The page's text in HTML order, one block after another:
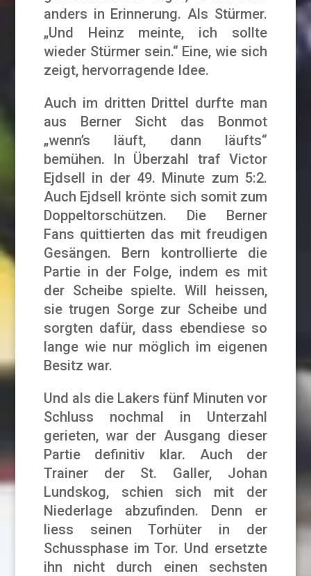
anders in Erinnerung. Als Stürmer.
„Und Heinz meinte, ich sollte
wieder Stürmer sein.“ Eine, wie sich
zeigt, hervorragende Idee.
Auch im dritten Drittel durfte man
aus Berner Sicht das Bonmot
„wenn’s läuft, dann läufts“
bemühen. In Überzahl traf Victor
Ejdsell in der 49. Minute zum 5:2.
Auch Ejdsell krönte sich somit zum
Doppeltorschützen. Die Berner
Fans quittierten das mit freudigen
Gesängen. Bern kontrollierte die
Partie in der Folge, indem es mit
der Scheibe spielte. Will heissen,
sie trugen Sorge zur Scheibe und
sorgten dafür, dass ebendiese so
lange wie nur möglich im eigenen
Besitz war.
Und als die Lakers fünf Minuten vor
Schluss nochmal in Unterzahl
gerieten, war der Ausgang dieser
Partie definitiv klar. Auch der
Trainer der St. Galler, Johan
Lundskog, schien sich mit der
Niederlage abzufinden. Denn er
liess seinen Torhüter in der
Schussphase im Tor. Und ersetzte
ihn nicht durch einen sechsten